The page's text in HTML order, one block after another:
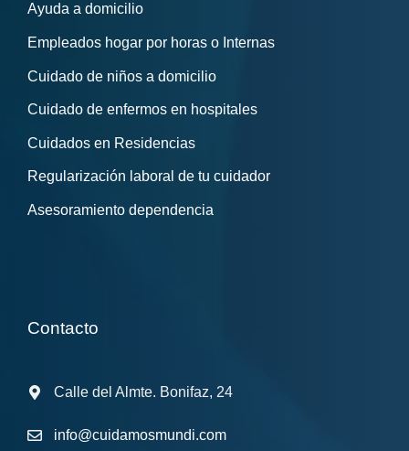
Ayuda a domicilio
Empleados hogar por horas o Internas
Cuidado de niños a domicilio
Cuidado de enfermos en hospitales
Cuidados en Residencias
Regularización laboral de tu cuidador
Asesoramiento dependencia
Contacto
Calle del Almte. Bonifaz, 24
info@cuidamosmundi.com